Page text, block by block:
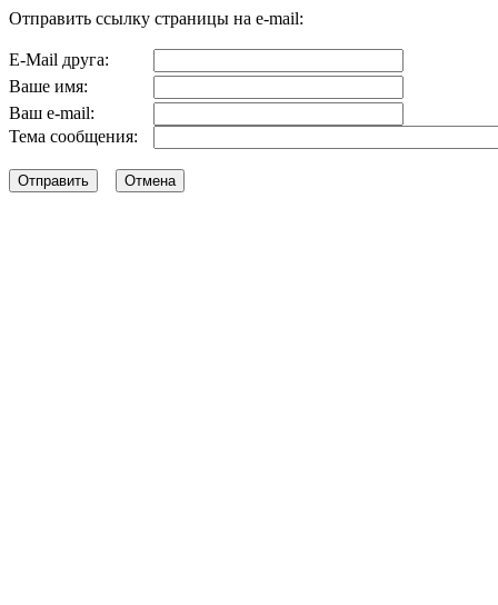
Отправить ссылку страницы на e-mail:
E-Mail друга:
Ваше имя:
Ваш e-mail:
Тема сообщения: